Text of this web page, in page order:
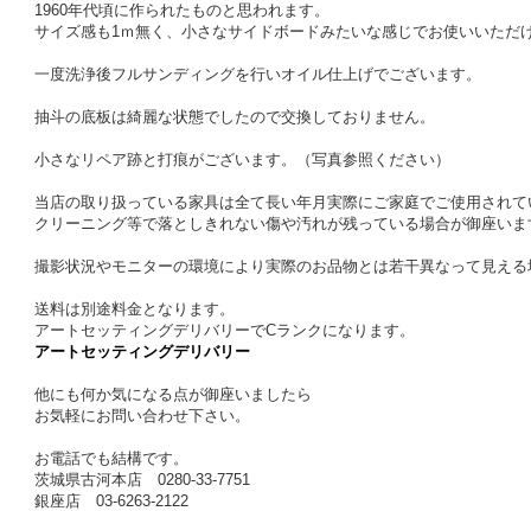
1960年代頃に作られたものと思われます。
サイズ感も1ｍ無く、小さなサイドボードみたいな感じでお使いいただ
一度洗浄後フルサンディングを行いオイル仕上げでございます。
抽斗の底板は綺麗な状態でしたので交換しておりません。
小さなリペア跡と打痕がございます。（写真参照ください）
当店の取り扱っている家具は全て長い年月実際にご家庭でご使用され
クリーニング等で落としきれない傷や汚れが残っている場合が御座い
撮影状況やモニターの環境により実際のお品物とは若干異なって見え
送料は別途料金となります。
アートセッティングデリバリーでCランクになります。
アートセッティングデリバリー
他にも何か気になる点が御座いましたら
お気軽にお問い合わせ下さい。
お電話でも結構です。
茨城県古河本店 0280-33-7751
銀座店 03-6263-2122